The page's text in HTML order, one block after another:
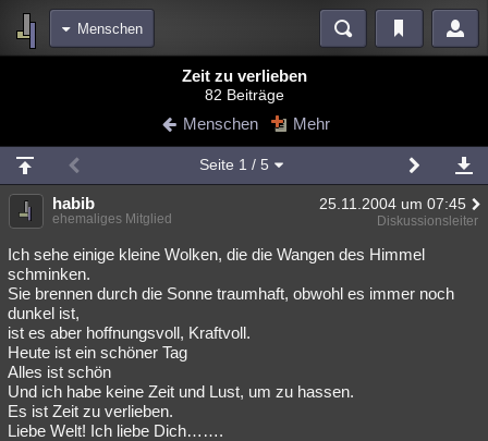
Menschen
Blogs
Chat Wiki Neuigkeiten
meine Rubriken
Menschen Mystery Kriminalfälle
Spiritualität Verschwörungen Technologie Ufologie
Natur Umfragen Unterhaltung
weitere Rubriken
Philosophie Träume
Astronomie Helpdesk Gruppen Gaming
Zeit zu verlieben
82 Beiträge
Menschen Mehr
Seite 1 / 5
habib 25.11.2004 um 07:45
ehemaliges Mitglied Diskussionsleiter
Ich sehe einige kleine Wolken, die die Wangen des Himmel
schminken.
Sie brennen durch die Sonne traumhaft, obwohl es immer noch
dunkel ist,
ist es aber hoffnungsvoll, Kraftvoll.
Heute ist ein schöner Tag
Alles ist schön
Und ich habe keine Zeit und Lust, um zu hassen.
Es ist Zeit zu verlieben.
Liebe Welt! Ich liebe Dich…….